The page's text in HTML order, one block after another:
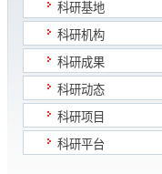
科研基地
科研机构
科研成果
科研动态
科研项目
科研平台